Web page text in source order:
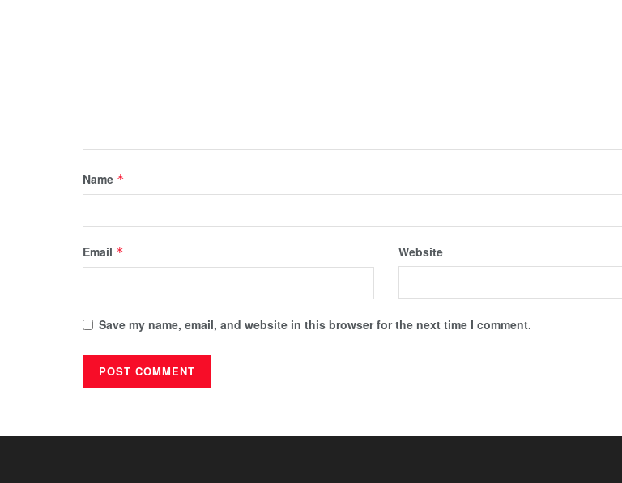
Name *
Email * Website
Save my name, email, and website in this browser for the next time I comment.